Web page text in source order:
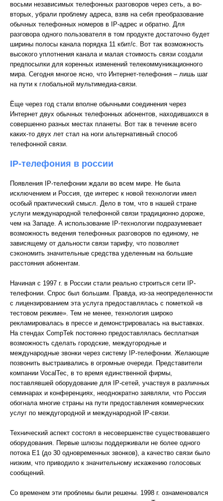
восьми независимых телефонных разговоров через сеть, а во-
вторых, убрали проблему адреса, взяв на себя преобразование
обычных телефонных номеров в IP-адрес и обратно. Для
разговора одного пользователя в том продукте достаточно будет
ширины полосы канала порядка 11 кбит/с. Вот так возможность
высокого уплотнения канала и малая стоимость связи создали
предпосылки для коренных изменений телекоммуникационного
мира. Сегодня многое ясно, что Интернет-телефония – лишь шаг
на пути к глобальной мультимедиа-связи.
Ёще через год стали вполне обычными соединения через
Интернет двух обычных телефонных абонентов, находившихся в
совершенно разных местах планеты. Вот так в течение всего
каких-то двух лет стал на ноги альтернативный способ
телефонной связи.
IP-телефония в россии
Появления IP-телефонии ждали во всем мире. Не была
исключением и Россия, где интерес к новой технологии имел
особый практический смысл. Дело в том, что в нашей стране
услуги международной телефонной связи традиционно дороже,
чем на Западе. А использование IP-технологии подразумевает
возможность ведения телефонных разговоров по единому, не
зависящему от дальности связи тарифу, что позволяет
сэкономить значительные средства уделенным на большие
расстояния абонентам.
Начиная с 1997 г. в России стали реально строиться сети IP-
телефонии. Спрос был большим. Правда, из-за неопределенности
с лицензированием эта услуга предоставлялась с пометкой «в
тестовом режиме». Тем не менее, технология широко
рекламировалась в прессе и демонстрировалась на выставках.
На стендах CompTek постоянно предоставлялась бесплатная
возможность сделать городские, междугородные и
международные звонки через систему IP-телефонии. Желающие
позвонить выстраивались в огромные очереди. Представители
компании VocalTec, в то время единственной фирмы,
поставлявшей оборудование для IP-сетей, участвуя в различных
семинарах и конференциях, неоднократно заявляли, что Россия
обогнала многие страны на пути предоставления коммерческих
услуг по междугородной и международной IP-связи.
Технический аспект состоял в несовершенстве существовавшего
оборудования. Первые шлюзы поддерживали не более одного
потока Е1 (до 30 одновременных звонков), а качество связи было
низким, что приводило к значительному искажению голосовых
сообщений.
Со временем эти проблемы были решены. 1998 г. ознаменовался